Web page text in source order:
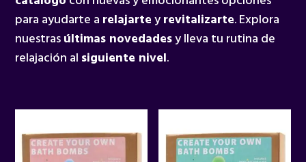
para ayudarte a relajarteyrevitalizarte. Explora
nuestrasúltimas novedadesy lleva tu rutina de
relajación al siguiente nivel.